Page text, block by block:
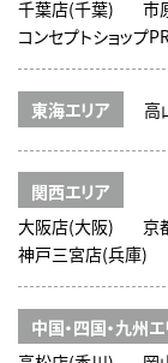
千葉店(千葉)
市
コンセプトショップ
東海エリア 高
関西エリア
大阪店(大阪)
京
神戸三宮店(兵庫)
中国・四国・九州